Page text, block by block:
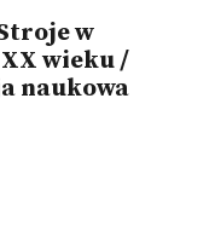
w
wieku /
naukowa